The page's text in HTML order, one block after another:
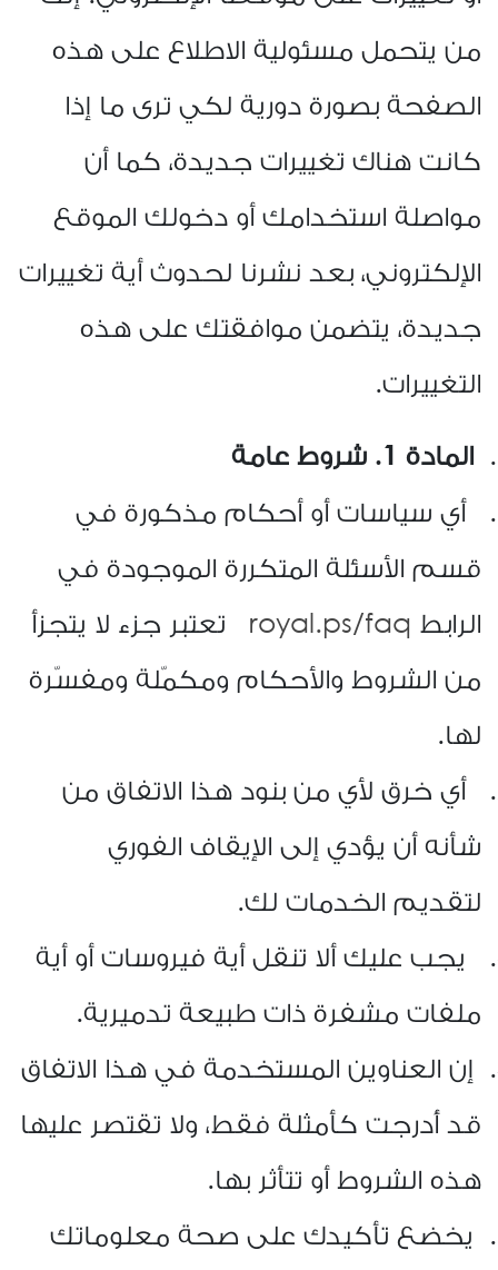
من يتحمل مسئولية الاطلاع على هذه
الصفحة بصورة دورية لكي ترى ما إذا
كانت هناك تغييرات جديدة، كما أن
مواصلة استخدامك أو دخولك الموقع
الإلكتروني، بعد نشرنا لحدوث أية تغييرات
جديدة، يتضمن موافقتك على هذه
التغييرات.
المادة 1. شروط عامة
أي سياسات أو أحكام مذكورة في
قسم الأسئلة المتكررة الموجودة في
الرابط royal.ps/faq
تعتبر جزء لا يتجزأ
من الشروط والأحكام ومكمّلة ومفسّرة
لها.
أي خرق لأي من بنود هذا الاتفاق من
شأنه أن يؤدي إلى الإيقاف الفوري
لتقديم الخدمات لك.
يجب عليك ألا تنقل أية فيروسات أو أية
ملفات مشفرة ذات طبيعة تدميرية.
إن العناوين المستخدمة في هذا الاتفاق
قد أُدرجت كأمثلة فقط، ولا تقتصر عليها
هذه الشروط أو تتأثر بها.
يخضع تأكيدك على صحة معلوماتك